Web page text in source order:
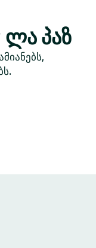
ლა პაზ